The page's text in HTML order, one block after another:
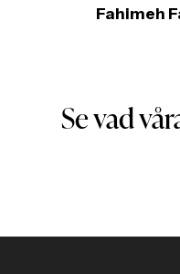
Fahimeh
Se vad